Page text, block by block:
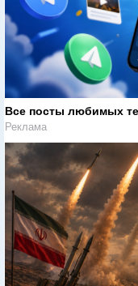
Все посты любимых
Реклама